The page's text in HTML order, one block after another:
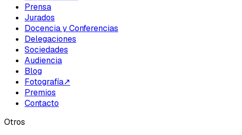
Prensa
Jurados
Docencia y Conferencias
Delegaciones
Sociedades
Audiencia
Blog
Fotografía↗
Premios
Contacto
Otros